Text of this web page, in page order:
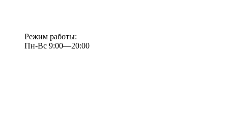
Режим работы:
Пн-Вс 9:00—20:00